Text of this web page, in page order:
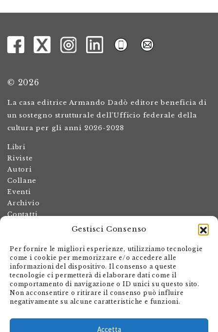
Gestisci Consenso
Per fornire le migliori esperienze, utilizziamo tecnologie
come i cookie per memorizzare e/o accedere alle
informazioni del dispositivo. Il consenso a queste
tecnologie ci permetterà di elaborare dati come il
comportamento di navigazione o ID unici su questo sito.
Non acconsentire o ritirare il consenso può influire
negativamente su alcune caratteristiche e funzioni.
Accetta
© 2026
La casa editrice Armando Dadò editore beneficia di
un sostegno strutturale dell’Ufficio federale della
cultura per gli anni 2026-2028
Libri
Riviste
Autori
Collane
Eventi
Archivio
Contatti
Termini e condizioni
Spese di spedizione
Politica dei resi
Informativa sulla privacy
Il mio account
Carrello
Via Giovanni Antonio Orelli 29